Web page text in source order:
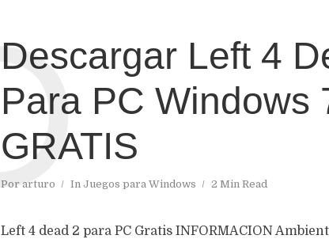
Descargar Left 4
Para PC Windows
GRATIS
Por arturo In Juegos para Windows 2 Min Read
D
Left 4 dead 2 para PC Gratis INFORMACION